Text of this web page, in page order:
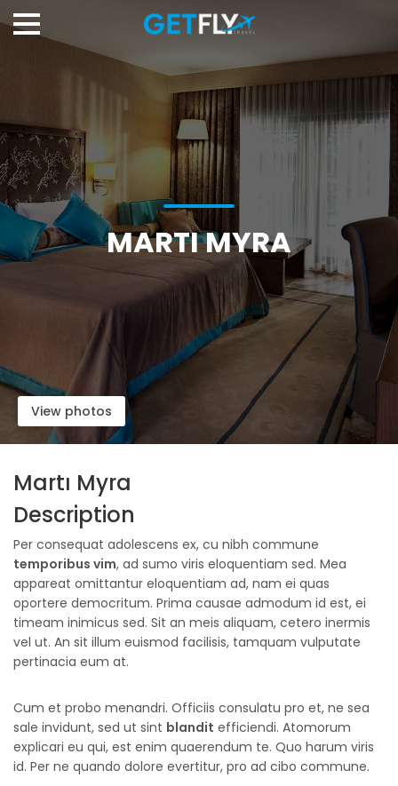
MARTI MYRA
View photos
Martı Myra
Description
Per consequat adolescens ex, cu nibh commune
temporibus vim, ad sumo viris eloquentiam sed. Mea
appareat omittantur eloquentiam ad, nam ei quas
oportere democritum. Prima causae admodum id est, ei
timeam inimicus sed. Sit an meis aliquam, cetero inermis
vel ut. An sit illum euismod facilisis, tamquam vulputate
pertinacia eum at.
Cum et probo menandri. Officiis consulatu pro et, ne sea
sale invidunt, sed ut sint blandit efficiendi. Atomorum
explicari eu qui, est enim quaerendum te. Quo harum viris
id. Per ne quando dolore evertitur, pro ad cibo commune.